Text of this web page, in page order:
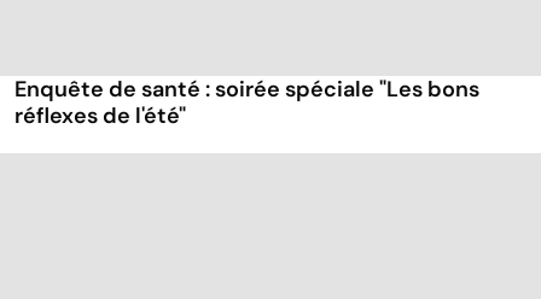
Enquête de santé : soirée spéciale "Les bons
réflexes de l'été"